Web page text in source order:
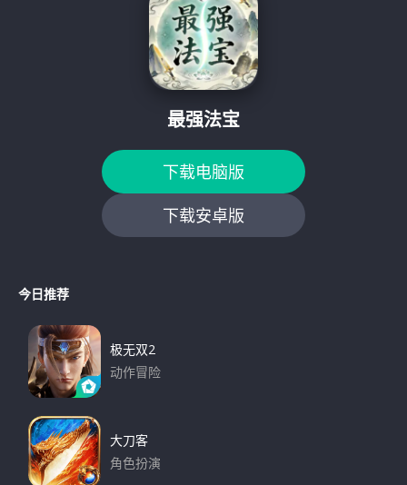
最强法宝
下载电脑版
下载安卓版
今日推荐
极无双2
动作冒险
大刀客
角色扮演